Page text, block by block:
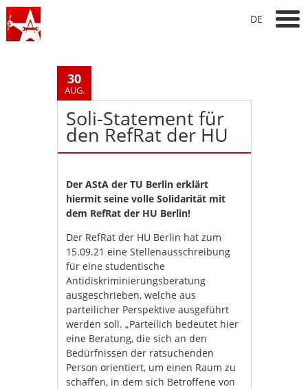
DE
30
AUG.
Soli-Statement für
den RefRat der HU
Der AStA der TU Berlin erklärt
hiermit seine volle Solidarität mit
dem RefRat der HU Berlin!
Der RefRat der HU Berlin hat zum
15.09.21 eine Stellenausschreibung
für eine studentische
Antidiskriminierungsberatung
ausgeschrieben, welche aus
parteilicher Perspektive ausgeführt
werden soll. „Parteilich bedeutet hier
eine Beratung, die sich an den
Bedürfnissen der ratsuchenden
Person orientiert, um einen Raum zu
schaffen, in dem sich Betroffene von